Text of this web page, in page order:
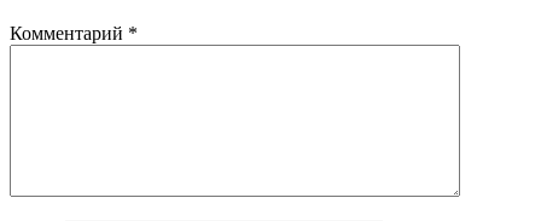
Комментарий *